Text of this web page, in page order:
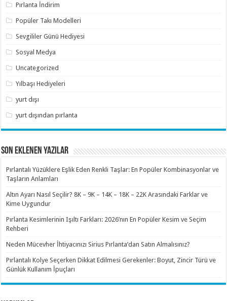
Pırlanta İndirim
Popüler Takı Modelleri
Sevgililer Günü Hediyesi
Sosyal Medya
Uncategorized
Yılbaşı Hediyeleri
yurt dışı
yurt dışından pırlanta
SON EKLENEN YAZILAR
Pırlantalı Yüzüklere Eşlik Eden Renkli Taşlar: En Popüler Kombinasyonlar ve
Taşların Anlamları
Altın Ayarı Nasıl Seçilir? 8K – 9K – 14K – 18K – 22K Arasındaki Farklar ve
Kime Uygundur
Pırlanta Kesimlerinin Işıltı Farkları: 2026’nın En Popüler Kesim ve Seçim
Rehberi
Neden Mücevher İhtiyacınızı Sirius Pırlanta’dan Satın Almalısınız?
Pırlantalı Kolye Seçerken Dikkat Edilmesi Gerekenler: Boyut, Zincir Türü ve
Günlük Kullanım İpuçları